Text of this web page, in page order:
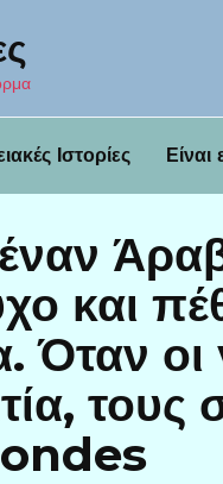
Ιστορίες Είναι
και
Όταν οι